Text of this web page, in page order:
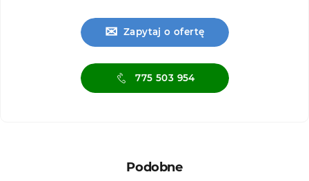
✉ Zapytaj o ofertę
775 503 954
Podobne